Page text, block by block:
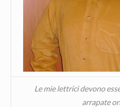
Le mie lettrici devono
arrapate